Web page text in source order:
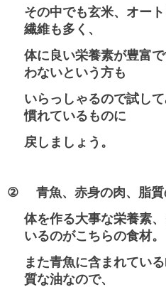
その中でも玄米、オー
繊維も多く、
体に良い栄養素が豊富で
わないという方も
いらっしゃるので試し
慣れているものに
戻しましょう。
②
青魚、赤身の肉、脂
体を作る大事な栄養素
いるのがこちらの食材。
また青魚に含まれている
質な油なので、